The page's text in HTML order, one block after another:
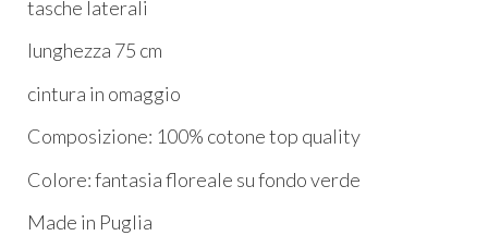
tasche laterali
lunghezza 75 cm
cintura in omaggio
Composizione: 100% cotone top quality
Colore: fantasia floreale su fondo verde
Made in Puglia